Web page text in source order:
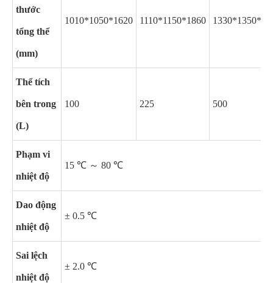
thước
tổng thể
(mm)
1010*1050*1620 1110*1150*1860
Thể tích
bên trong
(L)
100 225 500
Phạm vi
nhiệt độ
15 ℃ ～ 80 ℃
Dao động
nhiệt độ
± 0.5 ℃
Sai lệch
nhiệt độ
± 2.0 ℃